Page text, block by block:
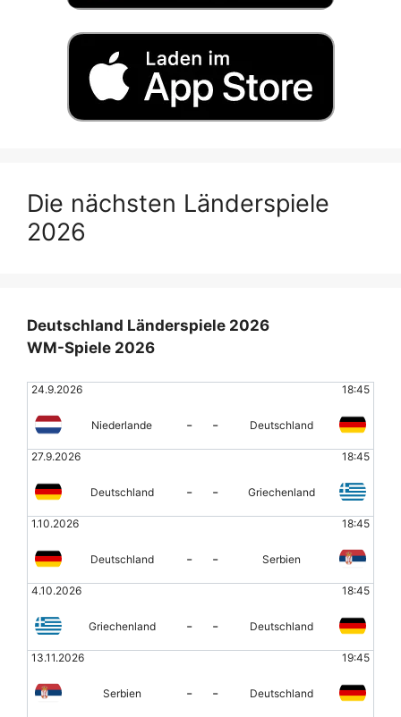
Die nächsten Länderspiele
2026
Deutschland Länderspiele 2026
WM-Spiele 2026
24.9.2026 18:45
Niederlande - - Deutschland
27.9.2026 18:45
Deutschland - - Griechenland
1.10.2026 18:45
Deutschland - - Serbien
4.10.2026 18:45
Griechenland - - Deutschland
13.11.2026 19:45
Serbien - - Deutschland